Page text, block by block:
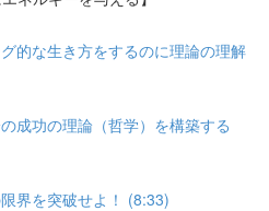
的な生き方をするのに理論の理解
成功の理論（哲学）を構築する
界を突破せよ！ (8:33)